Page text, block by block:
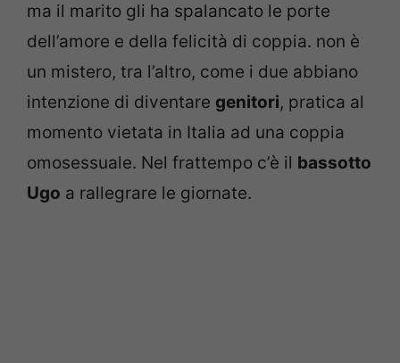
ma il marito gli ha spalancato le porte
dell’amore e della felicità di coppia. non è
un mistero, tra l’altro, come i due abbiano
intenzione di diventare genitori, pratica al
momento vietata in Italia ad una coppia
omosessuale. Nel frattempo c’è il bassotto
Ugo a rallegrare le giornate.